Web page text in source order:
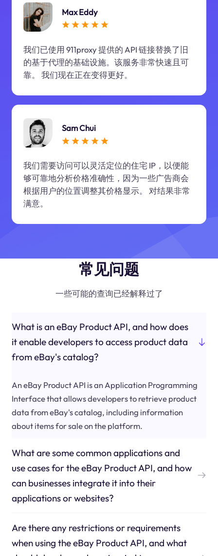
Max Eddy
我们已使用 911proxy 提供的 API 链接替换了旧
的基于代理的基础设施。该服务非常快速且可
靠。 我们现在正在变得更好。
Sam Chui
我们需要访问可以灵活定位的住宅 IP，以便能
够可靠地分析价格准确性，因为一些广告商会
根据用户的位置调整其价格显示。 对结果非常
满意。
常见问题
一些可能的查询已经解释过了
What is an eBay Product API, and how does
it enable developers to access product data
from eBay's catalog?
An eBay Product API is an Application Programming
Interface that allows developers to retrieve product
data from eBay's catalog, including information
about items for sale on the platform.
What are some common applications and
use cases for the eBay Product API, and how
can businesses integrate it into their
applications or websites?
Are there any restrictions or requirements
when using the eBay Product API, and what